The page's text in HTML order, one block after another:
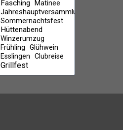
Fasching Matinee
Jahreshauptversammlung
Sommernachtsfest
Hüttenabend
Winzerumzug
Frühling
Glühwein
Esslingen
Clubreise
Grillfest